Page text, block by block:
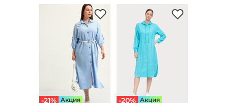
-21% Aкция -20% Aкция